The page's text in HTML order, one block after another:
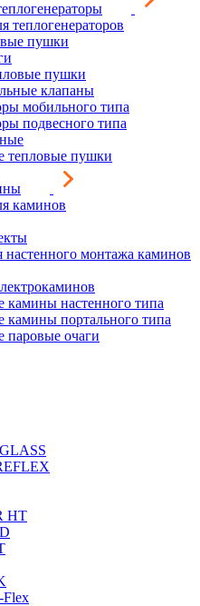
теплогенераторов
пушки
пушки
клапаны
мобильного типа
подвесного типа
тепловые пушки
каминов
настенного монтажа каминов
камины настенного типа
камины портального типа
паровые очаги
HT
Flex